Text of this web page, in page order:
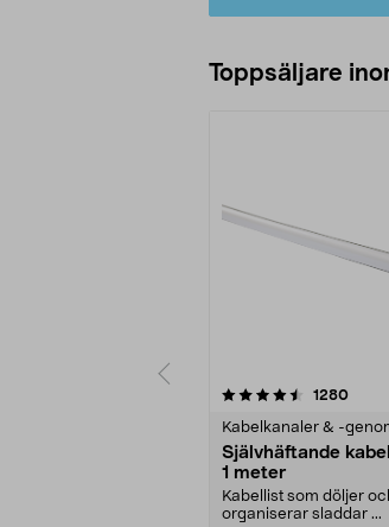
Toppsäljare
1280
Kabelkanaler & -
Självhäftande
1 meter
Kabellist som döljer
organiserar sladdar ...
3.5 av 5